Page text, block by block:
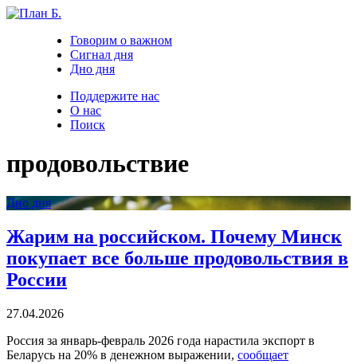
Говорим о важном
Сигнал дня
Дно дня
Поддержите нас
О нас
Поиск
продовольствие
Дно дня
Жарим на российском. Почему Минск
покупает все больше продовольствия в
России
27.04.2026
Россия за январь-февраль 2026 года нарастила экспорт в
Беларусь на 20% в денежном выражении, сообщает